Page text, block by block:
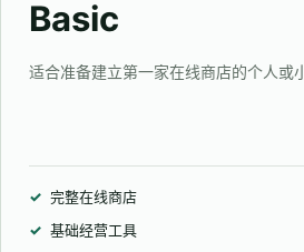
Basic
适合准备建立第一家在线商店的个人或
完整在线商店
基础经营工具